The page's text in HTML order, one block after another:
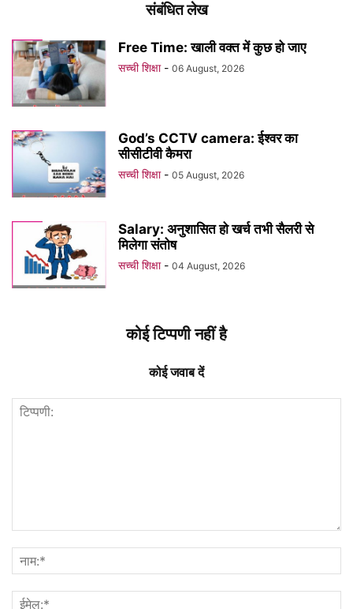
संबंधित लेख
Free Time: खाली वक्त में कुछ हो जाए
सच्ची शिक्षा - 06 August, 2026
God’s CCTV camera: ईश्वर का
सीसीटीवी कैमरा
सच्ची शिक्षा - 05 August, 2026
Salary: अनुशासित हो खर्च तभी सैलरी से
मिलेगा संतोष
सच्ची शिक्षा - 04 August, 2026
कोई टिप्पणी नहीं है
कोई जवाब दें